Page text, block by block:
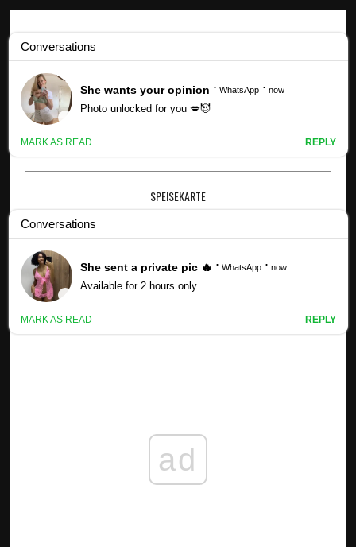
Kpop -Profile
Die Schauspielerinnen GG Townson und Laila Odom darüber,
SPEISEKARTE
×
DIE SCHAUSPIELERINNEN GG TOWNSON UND
LAILA ODOM DARÜBER, WAS ES BRAUCHTE,
UM SALT-N-PEPA . ZU WERDEN
ad